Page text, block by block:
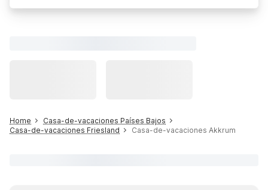
Home
Casa-de-vacaciones Países Bajos
Casa-de-vacaciones Friesland
Casa-de-vacaciones Akkrum